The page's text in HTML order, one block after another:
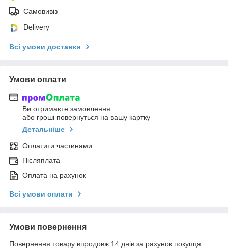
Самовивіз
Delivery
Всі умови доставки
Умови оплати
Ви отримаєте замовлення
або гроші повернуться на вашу картку
Детальніше
Оплатити частинами
Післяплата
Оплата на рахунок
Всі умови оплати
Умови повернення
Повернення товару впродовж 14 днів за рахунок покупця